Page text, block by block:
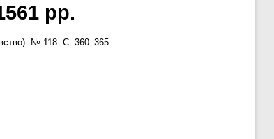
рр.
№ 118. С. 360–365.